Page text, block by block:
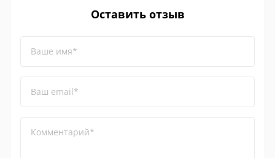
Оставить отзыв
Ваше имя*
Ваш email*
Комментарий*